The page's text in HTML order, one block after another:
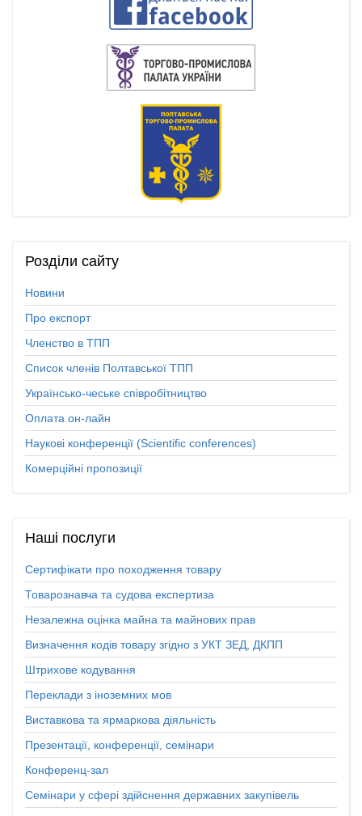
Розділи сайту
Новини
Про експорт
Членство в ТПП
Список членів Полтавської ТПП
Українсько-чеське співробітництво
Оплата он-лайн
Наукові конференції (Scientific conferences)
Комерційні пропозиції
Наші послуги
Сертифікати про походження товару
Товарознавча та судова експертиза
Незалежна оцінка майна та майнових прав
Визначення кодів товару згідно з УКТ ЗЕД, ДКПП
Штрихове кодування
Переклади з іноземних мов
Виставкова та ярмаркова діяльність
Презентації, конференції, семінари
Конференц-зал
Семінари у сфері здійснення державних закупівель